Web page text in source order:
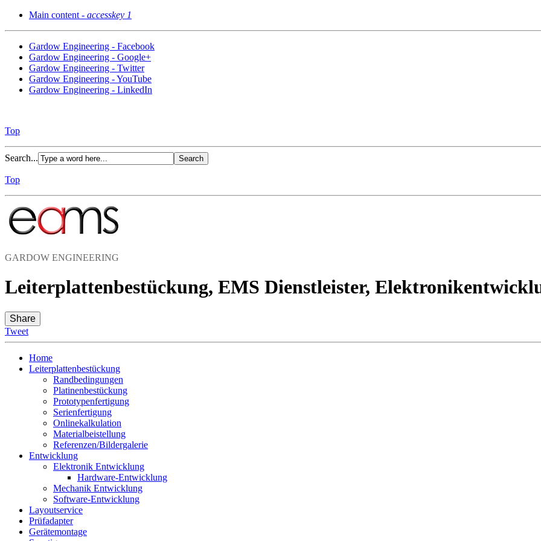
Main content - accesskey 1
Gardow Engineering - Facebook
Gardow Engineering - Google+
Gardow Engineering - Twitter
Gardow Engineering - YouTube
Gardow Engineering - LinkedIn
Top
Search...
Top
GARDOW ENGINEERING
Leiterplattenbestückung, EMS Dienstleister,
Share
Tweet
Home
Leiterplattenbestückung
Randbedingungen
Platinenbestückung
Prototypenfertigung
Serienfertigung
Onlinekalkulation
Materialbeistellung
Referenzen/Bildergalerie
Entwicklung
Elektronik Entwicklung
Hardware-Entwicklung
Mechanik Entwicklung
Software-Entwicklung
Layoutservice
Prüfadapter
Gerätemontage